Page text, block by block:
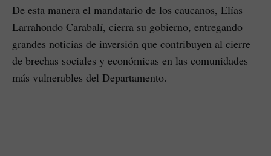
De esta manera el mandatario de los caucanos, Elías
Larrahondo Carabalí, cierra su gobierno, entregando
grandes noticias de inversión que contribuyen al cierre
de brechas sociales y económicas en las comunidades
más vulnerables del Departamento.